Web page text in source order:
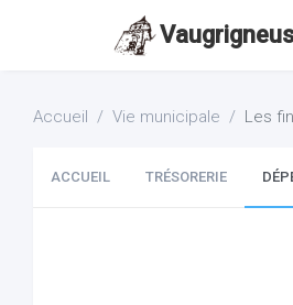
Accueil Vie municipale Les
ACCUEIL TRÉSORERIE